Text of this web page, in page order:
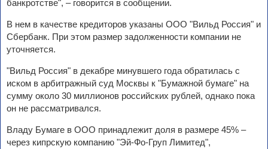
банкротстве", – говорится в сообщении.
В нем в качестве кредиторов указаны ООО "Вильд Россия" и
Сбербанк. При этом размер задолженности компании не
уточняется.
"Вильд Россия" в декабре минувшего года обратилась с
иском в арбитражный суд Москвы к "Бумажной бумаге" на
сумму около 30 миллионов российских рублей, однако пока
он не рассматривался.
Владу Бумаге в ООО принадлежит доля в размере 45% –
через кипрскую компанию "Эй-Фо-Груп Лимитед",